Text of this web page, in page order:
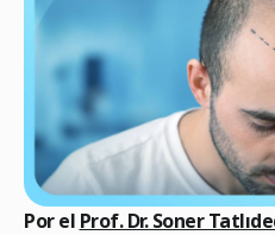
Por el Prof. Dr. Soner